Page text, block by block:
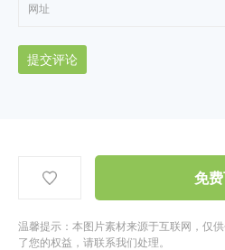
提交评论
免
温馨提示：本图片素材来源于互联网，仅
了您的权益，请联系我们处理。